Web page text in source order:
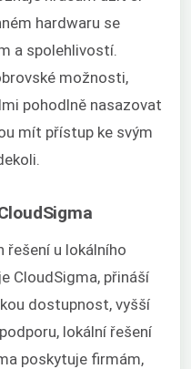
hardwaru se
a spolehlivostí.
možnosti,
pohodlně nasazovat
mít přístup ke svým
řešení u lokálního
CloudSigma, přináší
dostupnost, vyšší
lokální řešení
poskytuje firmám,